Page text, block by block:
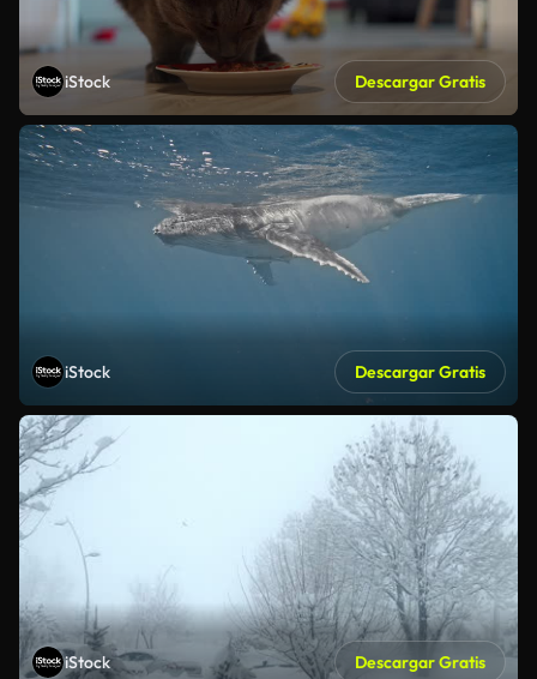
iStock Descargar Gratis
iStock Descargar Gratis
iStock Descargar Gratis